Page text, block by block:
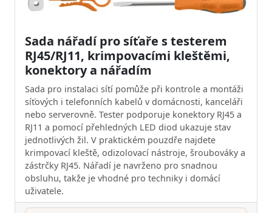
Sada nářadí pro síťaře s testerem
RJ45/RJ11, krimpovacími kleštěmi,
konektory a nářadím
Sada pro instalaci sítí pomůže při kontrole a montáži
síťových i telefonních kabelů v domácnosti, kanceláři
nebo serverovně. Tester podporuje konektory RJ45 a
RJ11 a pomocí přehledných LED diod ukazuje stav
jednotlivých žil. V praktickém pouzdře najdete
krimpovací kleště, odizolovací nástroje, šroubováky a
zástrčky RJ45. Nářadí je navrženo pro snadnou
obsluhu, takže je vhodné pro techniky i domácí
uživatele.